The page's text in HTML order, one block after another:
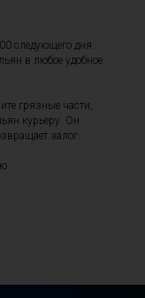
следующего дня.
в любое удобное
грязные части,
курьеру. Он
залог.